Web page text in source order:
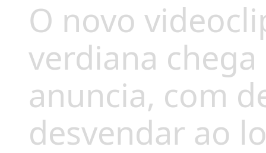
O novo
verdiana
anuncia, com
desvendar ao